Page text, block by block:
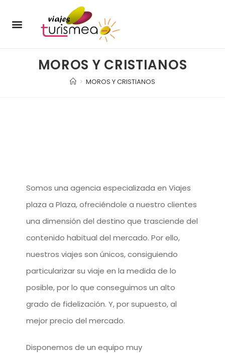
MOROS Y CRISTIANOS
> MOROS Y CRISTIANOS
Somos una agencia especializada en Viajes
plaza a Plaza, ofreciéndole a nuestro clientes
una dimensión del destino que trasciende del
contenido habitual del mercado. Por ello,
nuestros viajes son únicos, consiguiendo
particularizar su viaje en la medida de lo
posible, por lo que conseguimos un alto
grado de fidelización. Y, por supuesto, al
mejor precio del mercado.
Disponemos de un equipo muy